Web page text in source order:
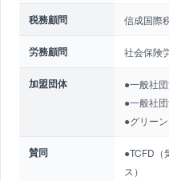
税務顧問 信成国際
労務顧問 社会保険
加盟団体
●一般社
●一般社
●グリー
賛同
●TCFD（
ス）